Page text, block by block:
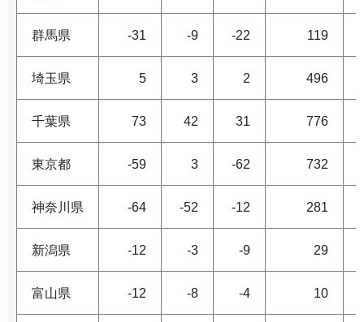
群馬県 -31 -9 -22 119
埼玉県 5 3 2 496
千葉県 73 42 31 776
東京都 -59 3 -62 732
神奈川県 -64 -52 -12 281
新潟県 -12 -3 -9 29
富山県 -12 -8 -4 10